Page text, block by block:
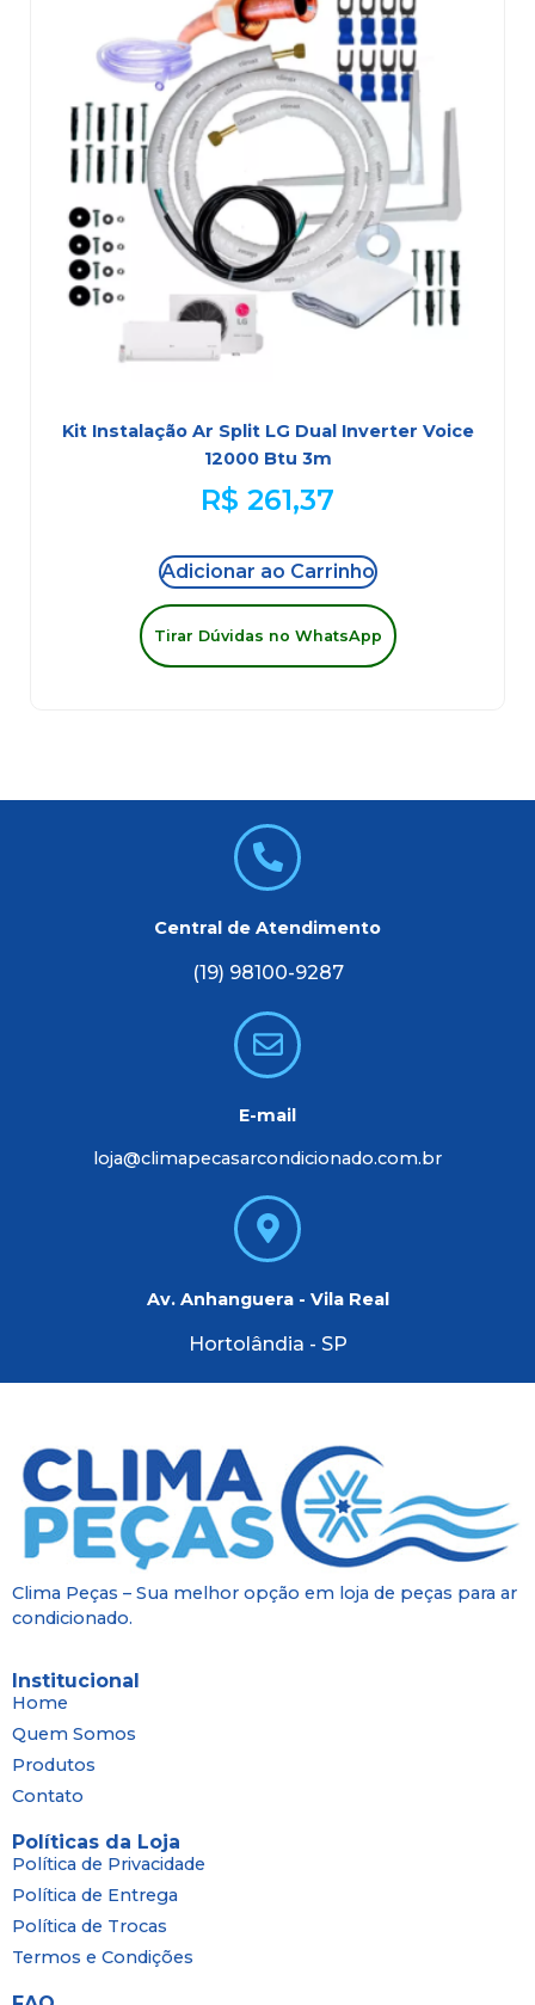
Kit Instalação Ar Split LG Dual Inverter Voice
12000 Btu 3m
R$ 261,37
Adicionar ao Carrinho
Tirar Dúvidas no WhatsApp
Central de Atendimento
(19) 98100-9287
E-mail
loja@climapecasarcondicionado.com.br
Av. Anhanguera - Vila Real
Hortolândia - SP
Clima Peças – Sua melhor opção em loja de peças para ar
condicionado.
Institucional
Home
Quem Somos
Produtos
Contato
Políticas da Loja
Política de Privacidade
Política de Entrega
Política de Trocas
Termos e Condições